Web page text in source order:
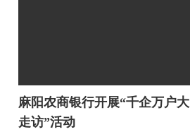
麻阳农商银行开展“千企万户大
走访”活动